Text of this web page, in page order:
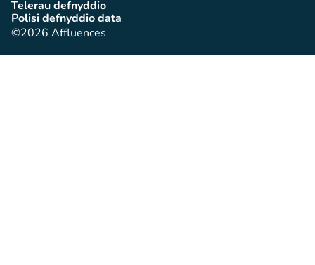
Telerau defnyddio
(tab newydd)
Polisi defnyddio data
(tab newydd)
©2026 Affluences